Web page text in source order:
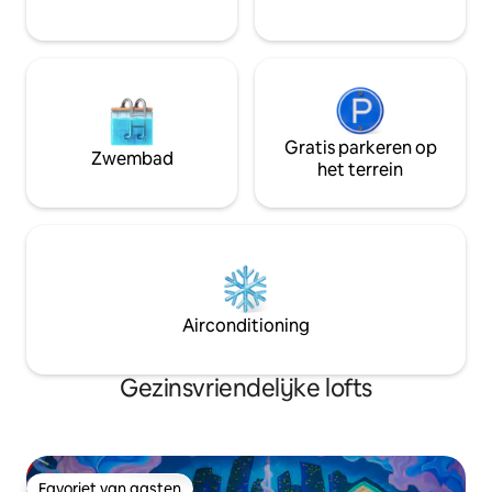
Zwembad
Gratis parkeren op
het terrein
Airconditioning
Gezinsvriendelijke lofts